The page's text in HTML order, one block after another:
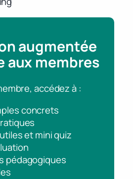
augmentée
aux membres
accédez à :
concrets
et mini quiz
pédagogiques